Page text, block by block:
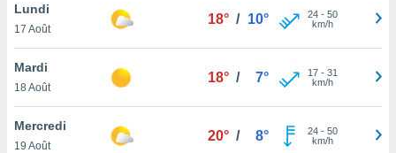
pas
de
à
cas,
Lundi
17 Août
18° / 10° 24- 50
km/h
Mardi
18 Août
18° / 7° 17- 31
km/h
Mercredi
19 Août
20° / 8° 24- 50
km/h